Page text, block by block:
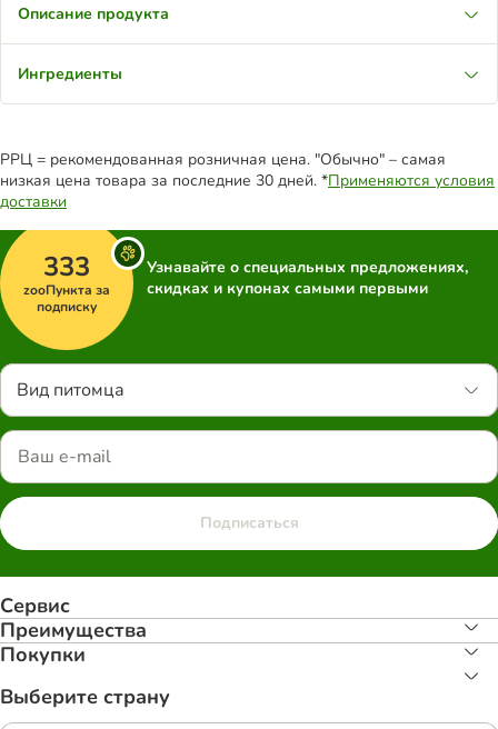
Описание продукта
Ингредиенты
РРЦ = рекомендованная розничная цена. "Обычно" – самая
низкая цена товара за последние 30 дней. *Применяются условия
доставки
333
zooПункта за
подписку
Узнавайте о специальных предложениях,
скидках и купонах самыми первыми
Вид питомца
Подписаться
Сервис
Преимуществa
Покупки
Выберите страну